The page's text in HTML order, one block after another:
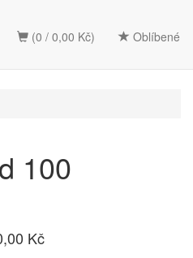
(0 / 0,00 Kč) Oblíbené
100
Kč